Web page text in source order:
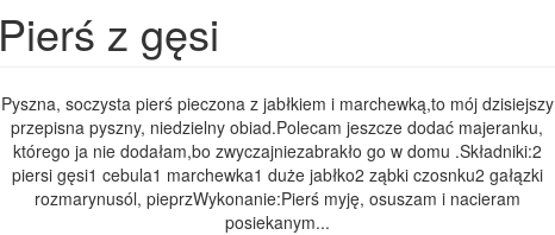
Pierś z gęsi
Pyszna, soczysta pierś pieczona z jabłkiem i marchewką,to mój dzisiejszy
przepisna pyszny, niedzielny obiad.Polecam jeszcze dodać majeranku,
którego ja nie dodałam,bo zwyczajniezabrakło go w domu .Składniki:2
piersi gęsi1 cebula1 marchewka1 duże jabłko2 ząbki czosnku2 gałązki
rozmarynusól, pieprzWykonanie:Pierś myję, osuszam i nacieram
posiekanym...